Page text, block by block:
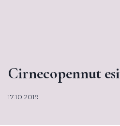
Cirnecopennut
17.10.2019